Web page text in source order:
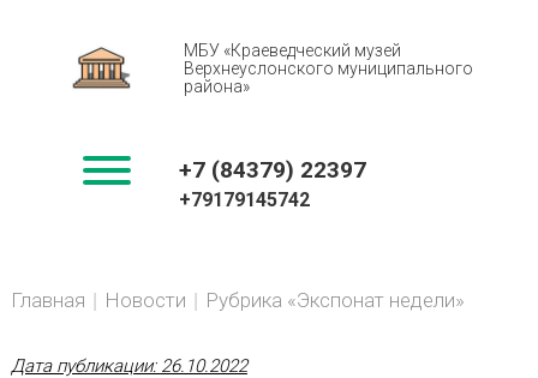
МБУ «Краеведческий музей
Верхнеуслонского муниципального
района»
+7 (84379) 22397
+79179145742
BREADCRUMBS
You
are
Главная Новости Рубрика «Экспонат недели»
Дата публикации: 26.10.2022